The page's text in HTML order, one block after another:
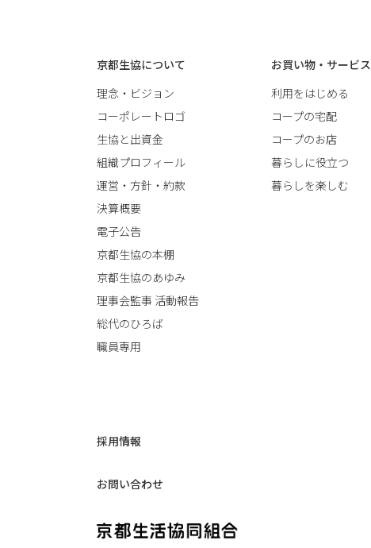
京都生協について
理念・ビジョン
コーポレートロゴ
生協と出資金
組織プロフィール
運営・方針・約款
決算概要
電子公告
京都生協の本棚
京都生協のあゆみ
理事会監事 活動報告
総代のひろば
職員専用
お買い物・サービス
利用をはじめる
コープの宅配
コープのお店
暮らしに役立つ
暮らしを楽しむ
採用情報
お問い合わせ